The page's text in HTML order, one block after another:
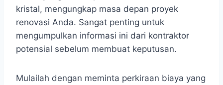
kristal, mengungkap masa depan proyek
renovasi Anda. Sangat penting untuk
mengumpulkan informasi ini dari kontraktor
potensial sebelum membuat keputusan.
Mulailah dengan meminta perkiraan biaya yang